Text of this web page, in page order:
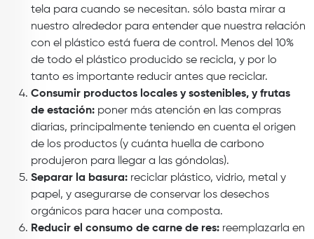
tela para cuando se necesitan. sólo basta mirar a
nuestro alrededor para entender que nuestra relación
con el plástico está fuera de control. Menos del 10%
de todo el plástico producido se recicla, y por lo
tanto es importante reducir antes que reciclar.
Consumir productos locales y sostenibles, y frutas
de estación: poner más atención en las compras
diarias, principalmente teniendo en cuenta el origen
de los productos (y cuánta huella de carbono
produjeron para llegar a las góndolas).
Separar la basura: reciclar plástico, vidrio, metal y
papel, y asegurarse de conservar los desechos
orgánicos para hacer una composta.
Reducir el consumo de carne de res: reemplazarla en